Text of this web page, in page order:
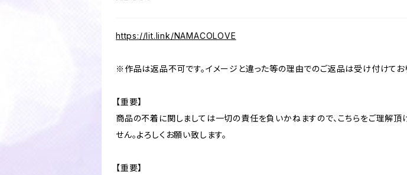
https://lit.link/NAMACOLOVE
※作品は返品不可です。イメージと違った等の理由でのご返品は受け付けてお
【重要】
商品の不着に関しましては一切の責任を負いかねますので、こちらをご理解
せん。よろしくお願い致します。
【重要】